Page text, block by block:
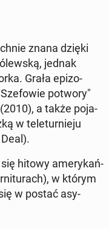
znana dzięki
jednak
Grała epi­zo­
potwory"
a także po­ja­
w te­le­tur­nie­ju
się hitowy ame­ry­kań­
w którym
w postać asy­